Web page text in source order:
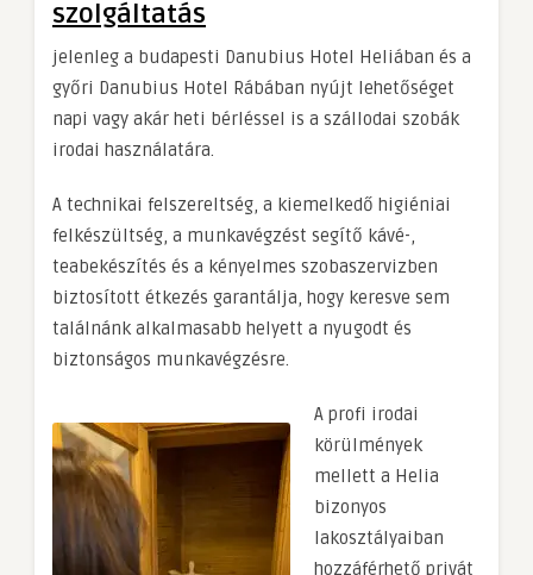
szolgáltatás
jelenleg a budapesti Danubius Hotel Heliában és a
győri Danubius Hotel Rábában nyújt lehetőséget
napi vagy akár heti bérléssel is a szállodai szobák
irodai használatára.
A technikai felszereltség, a kiemelkedő higiéniai
felkészültség, a munkavégzést segítő kávé-,
teabekészítés és a kényelmes szobaszervizben
biztosított étkezés garantálja, hogy keresve sem
találnánk alkalmasabb helyett a nyugodt és
biztonságos munkavégzésre.
A profi irodai
körülmények
mellett a Helia
bizonyos
lakosztályaiban
hozzáférhető privát